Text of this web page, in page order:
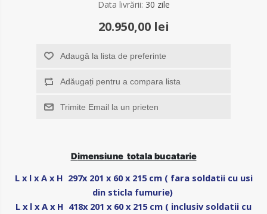
Data livrării: 30 zile
20.950,00 lei
Adaugă la lista de preferinte
Adăugați pentru a compara lista
Trimite Email la un prieten
Dimensiune totala bucatarie
L x l x A x H 297x 201 x 60 x 215 cm ( fara soldatii cu usi
din sticla fumurie)
L x l x A x H 418x 201 x 60 x 215 cm ( inclusiv soldatii cu